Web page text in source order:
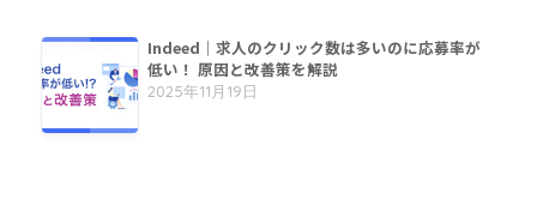
Indeed｜求人のクリック数は多いのに応募率が
低い！ 原因と改善策を解説
2025年11月19日